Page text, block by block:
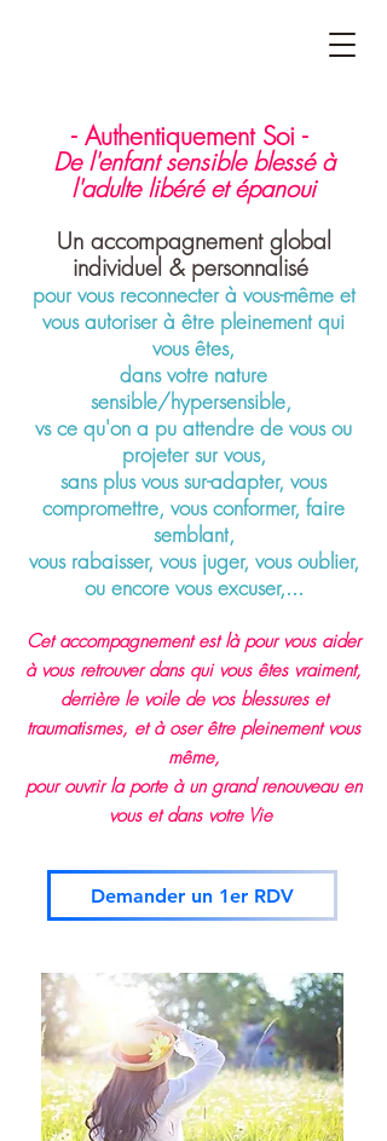
- Authentiquement Soi -
De l'enfant sensible blessé à
l'adulte libéré et épanoui
Un accompagnement global
individuel & personnalisé
pour vous reconnecter à vous-même et
vous autoriser à être pleinement qui
vous êtes,
dans votre nature
sensible/hypersensible,
vs ce qu'on a pu attendre de vous ou
projeter sur vous,
sans plus vous sur-adapter, vous
compromettre, vous conformer, faire
semblant,
vous rabaisser, vous juger, vous oublier,
ou encore vous excuser,...
Cet accompagnement est là pour vous aider
à vous retrouver dans qui vous êtes vraiment,
derrière le voile de vos blessures et
traumatismes, et à oser être pleinement vous
même,
pour ouvrir la porte à un grand renouveau en
vous et dans votre Vie
Demander un 1er RDV